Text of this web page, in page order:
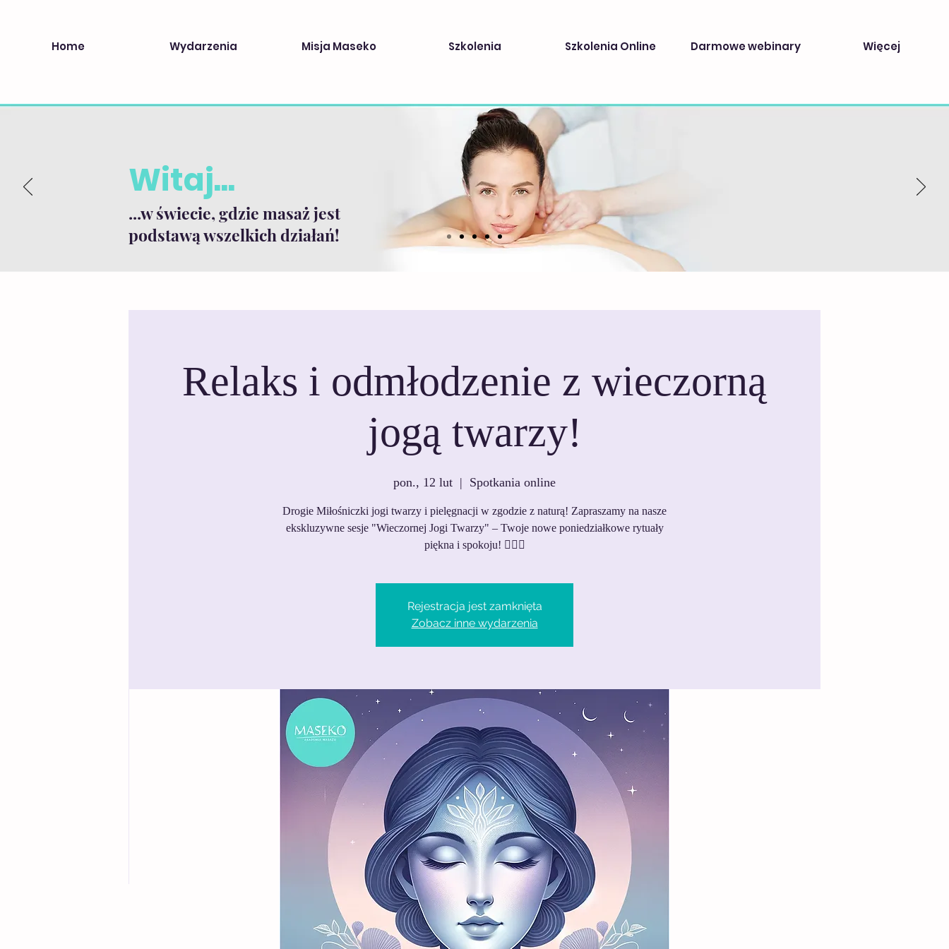
Home Wydarzenia Misja Maseko Szkolenia Szkolenia Online Darmowe webinary Więcej
Witaj...
...w świecie, gdzie masaż jest
podstawą wszelkich działań!
Relaks i odmłodzenie z wieczorną
jogą twarzy!
pon., 12 lut
  |
Spotkania online
Drogie Miłośniczki jogi twarzy i pielęgnacji w zgodzie z naturą! Zapraszamy na nasze
ekskluzywne sesje "Wieczornej Jogi Twarzy" – Twoje nowe poniedziałkowe rytuały
piękna i spokoju! 🧘‍♀️✨
Rejestracja jest zamknięta
Zobacz inne wydarzenia